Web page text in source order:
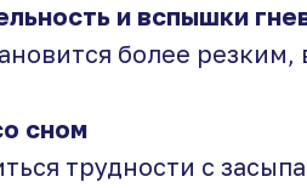
и вспышки
более
сном
трудности с